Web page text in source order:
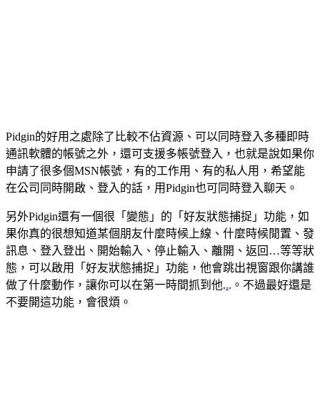
Pidgin的好用之處除了比較不佔資源、可以同時登入多種即時
通訊軟體的帳號之外，還可支援多帳號登入，也就是說如果你
申請了很多個MSN帳號，有的工作用、有的私人用，希望能
在公司同時開啟、登入的話，用Pidgin也可同時登入聊天。
另外Pidgin還有一個很「變態」的「好友狀態捕捉」功能，如
果你真的很想知道某個朋友什麼時候上線、什麼時候閒置、發
訊息、登入登出、開始輸入、停止輸入、離開、返回…等等狀
態，可以啟用「好友狀態捕捉」功能，他會跳出視窗跟你講誰
做了什麼動作，讓你可以在第一時間抓到他...。不過最好還是
不要開這功能，會很煩。